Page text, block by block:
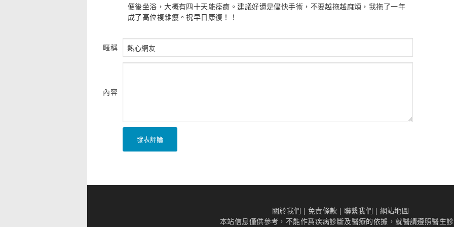
便後坐浴，大概有四十天能痊癒。建議好還是儘快手術，不要越拖越麻煩，我拖了一年
成了高位複雜瘻。祝早日康復！！
暱稱
內容
發表評論
關於我們 | 免責條款 | 聯繫我們 | 網站地圖
本站信息僅供參考，不能作爲疾病診斷及醫療的依據，就醫請遵照醫生